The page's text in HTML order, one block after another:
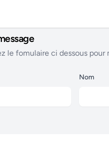
le fomulaire ci dessous
Nom